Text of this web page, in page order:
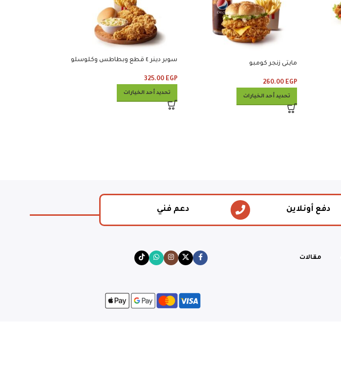
مايتى زنجر كومبو
260.00 EGP
تحديد أحد الخيارات
سوبر دينر ٤ قطع وبطاطس وكلوسلو
325.00 EGP
تحديد أحد الخيارات
دفع أونلاين دعم فني
مقالات